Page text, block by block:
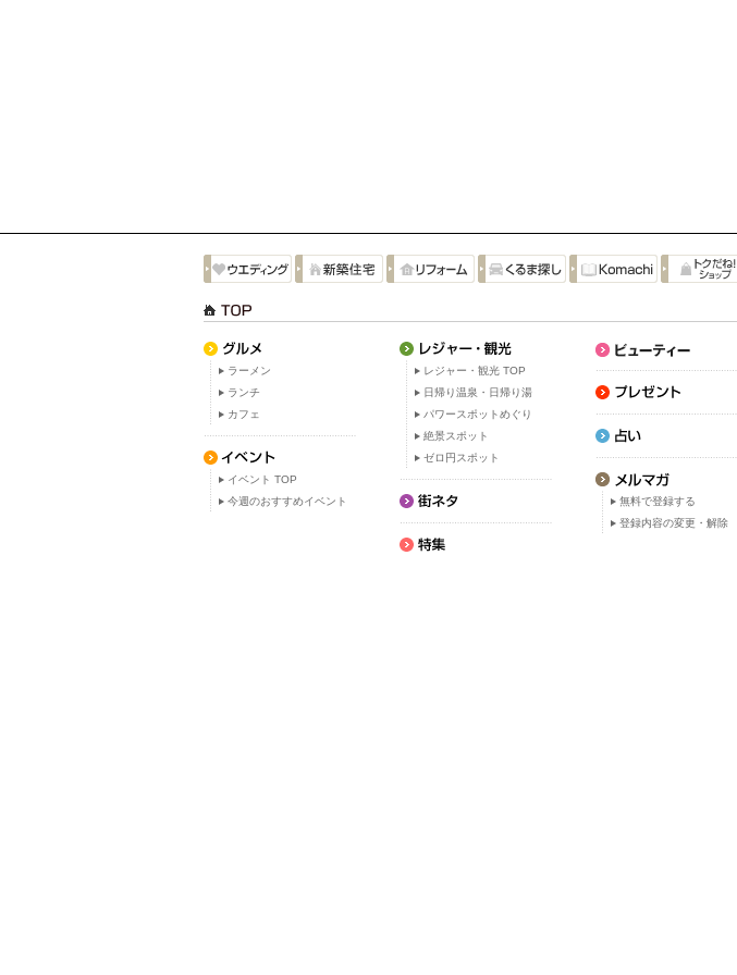
ラーメン
ランチ
カフェ
イベント TOP
今週のおすすめイベント
レジャー・観光 TOP
日帰り温泉・日帰り湯
パワースポットめぐり
絶景スポット
ゼロ円スポット
無料で登録する
登録内容の変更・解除